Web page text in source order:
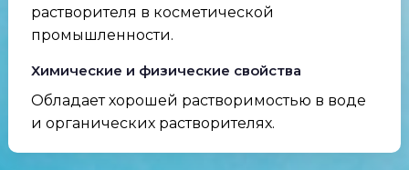
растворителя в косметической
промышленности.
Химические и физические свойства
Обладает хорошей растворимостью в воде
и органических растворителях.